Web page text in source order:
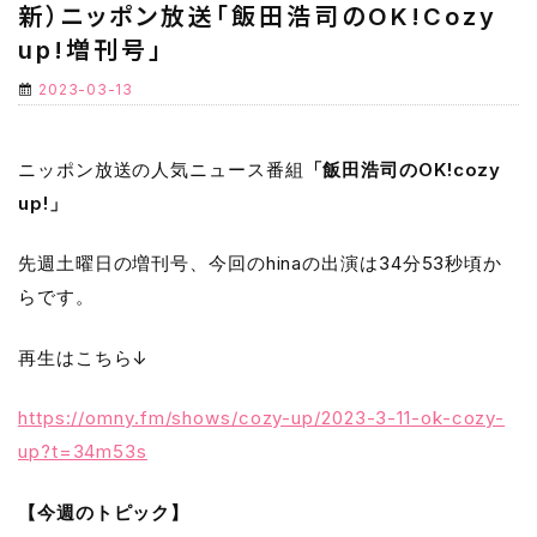
新）ニッポン放送「飯田浩司のOK!Cozy
up!増刊号」
2023-03-13
ニッポン放送の人気ニュース番組
「飯田浩司のOK!cozy
up!」
先週土曜日の増刊号、今回のhinaの出演は34分53秒頃か
らです。
再生はこちら↓
https://omny.fm/shows/cozy-up/2023-3-11-ok-cozy-
up?t=34m53s
【今週のトピック】